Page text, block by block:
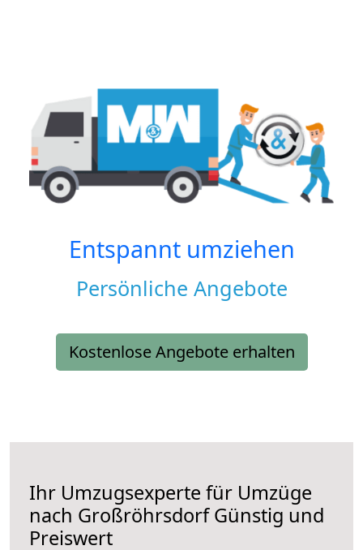
Entspannt umziehen
Persönliche Angebote
Kostenlose Angebote erhalten
Ihr Umzugsexperte für Umzüge
nach GroßröhrsdorfGünstig und
Preiswert